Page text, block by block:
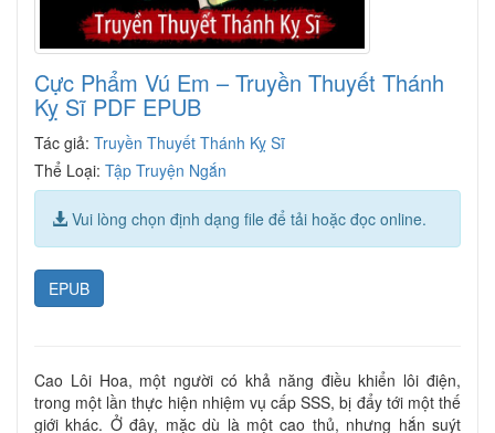
Cực Phẩm Vú Em – Truyền Thuyết Thánh
Kỵ Sĩ PDF EPUB
Tác giả: Truyền Thuyết Thánh Kỵ Sĩ
Thể Loại: Tập Truyện Ngắn
Vui lòng chọn định dạng file để tải hoặc đọc online.
EPUB
Cao Lôi Hoa, một người có khả năng điều khiển lôi điện,
trong một lần thực hiện nhiệm vụ cấp SSS, bị đẩy tới một thế
giới khác. Ở đây, mặc dù là một cao thủ, nhưng hắn suýt